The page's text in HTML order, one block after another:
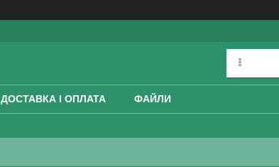
ДОСТАВКА І ОПЛАТА ФАЙЛИ